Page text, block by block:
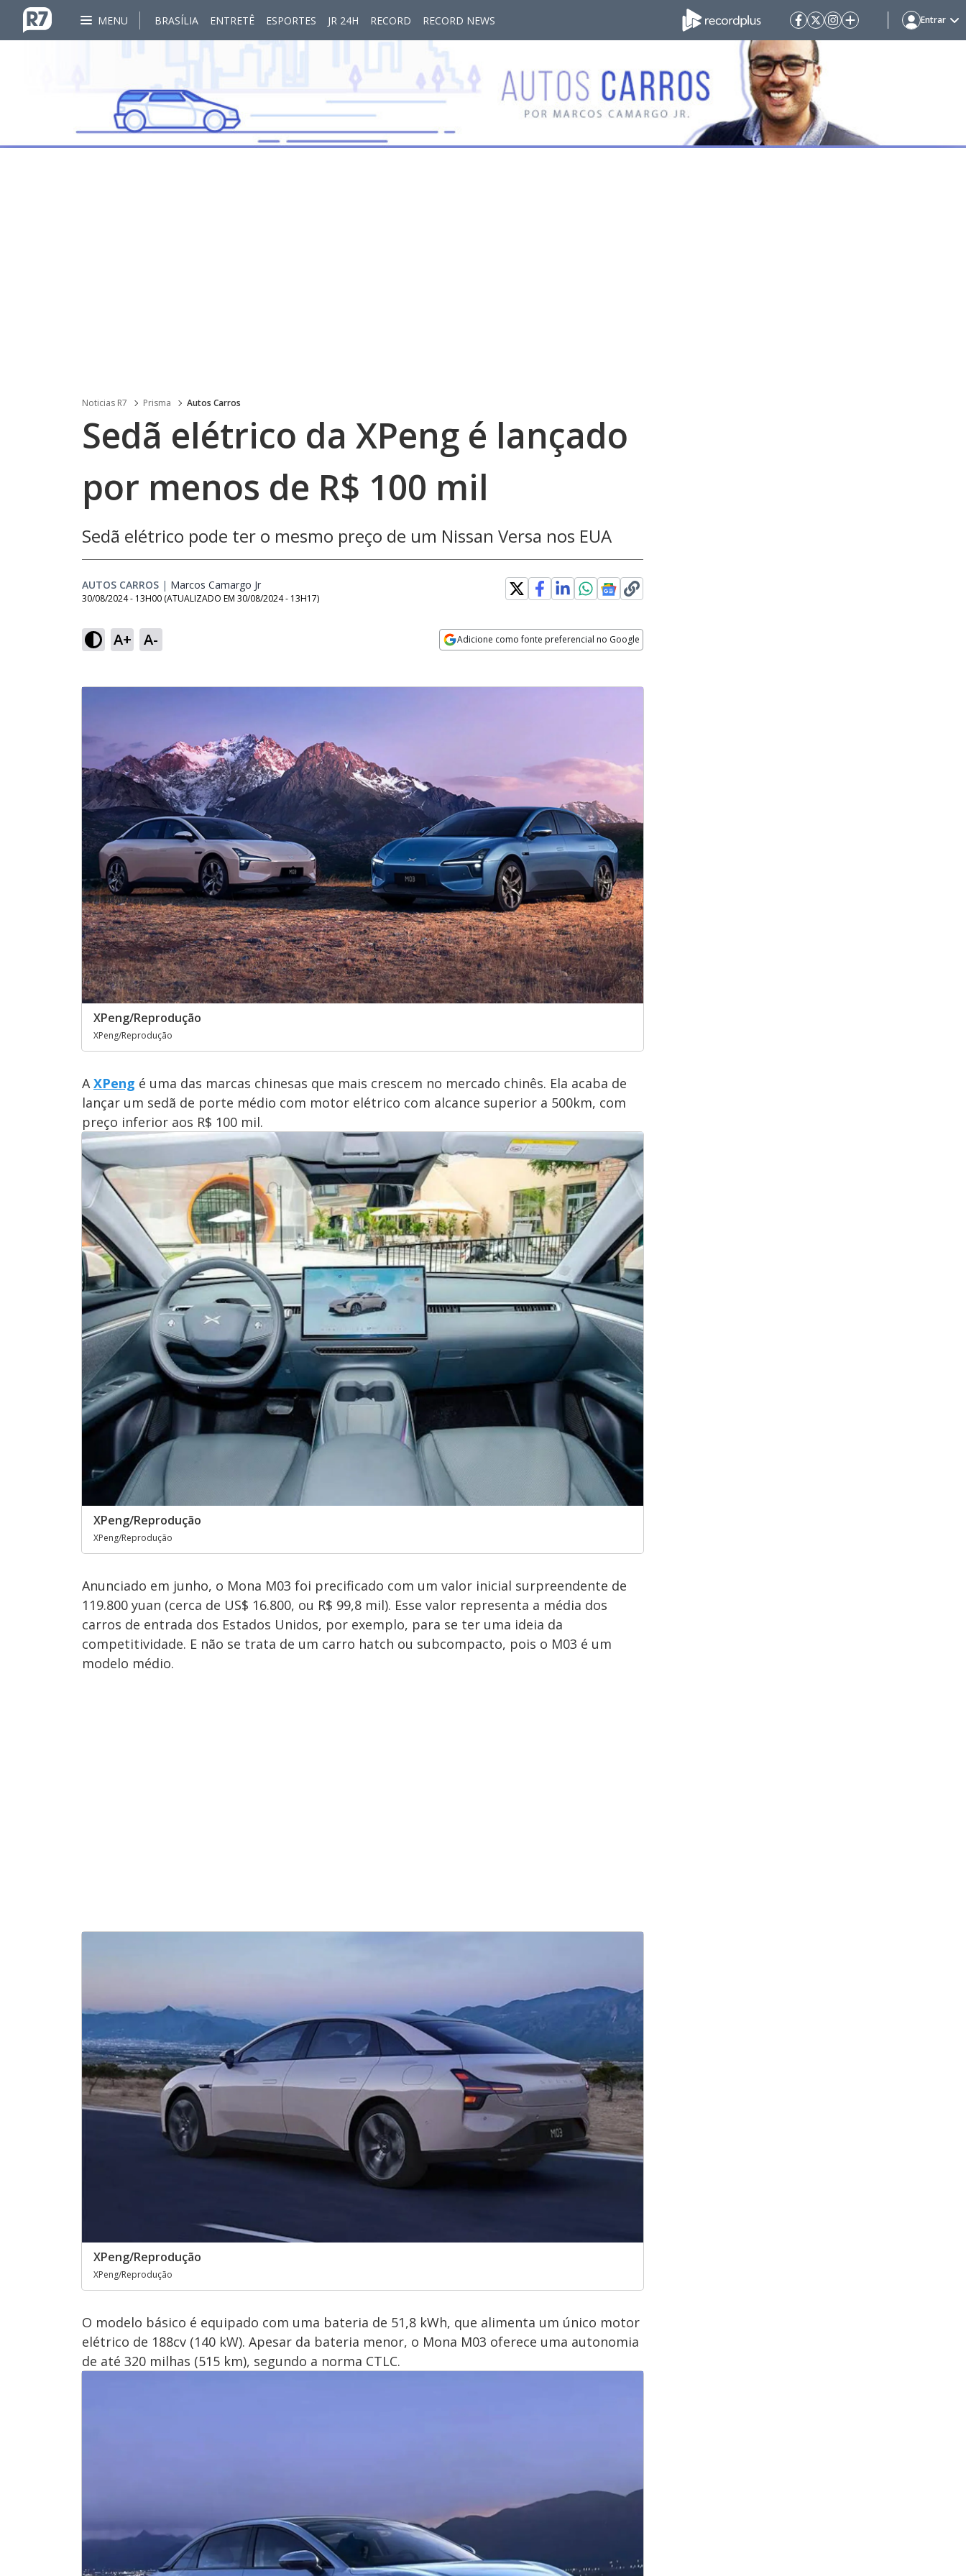
MENU BRASÍLIA ENTRETÊ ESPORTES JR 24H RECORD RECORD NEWS Entrar
Noticias R7 Prisma Autos Carros
Sedã elétrico da XPeng é lançado
por menos de R$ 100 mil
Sedã elétrico pode ter o mesmo preço de um Nissan Versa nos EUA
AUTOS CARROS | Marcos Camargo Jr
30/08/2024 - 13H00 (ATUALIZADO EM 30/08/2024 - 13H17)
A+ A- Adicione como fonte preferencial no Google
XPeng/Reprodução
XPeng/Reprodução
AXPeng é uma das marcas chinesas que mais crescem no mercado chinês. Ela acaba de
lançar um sedã de porte médio com motor elétrico com alcance superior a 500km, com
preço inferior aos R$ 100 mil.
XPeng/Reprodução
XPeng/Reprodução
Anunciado em junho, o Mona M03 foi precificado com um valor inicial surpreendente de
119.800 yuan (cerca de US$ 16.800, ou R$ 99,8 mil). Esse valor representa a média dos
carros de entrada dos Estados Unidos, por exemplo, para se ter uma ideia da
competitividade. E não se trata de um carro hatch ou subcompacto, pois o M03 é um
modelo médio.
XPeng/Reprodução
XPeng/Reprodução
O modelo básico é equipado com uma bateria de 51,8 kWh, que alimenta um único motor
elétrico de 188cv (140 kW). Apesar da bateria menor, o Mona M03 oferece uma autonomia
de até 320 milhas (515 km), segundo a norma CTLC.